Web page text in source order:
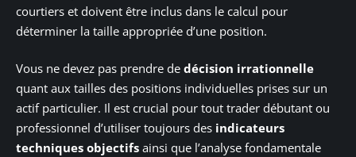
courtiers et doivent être inclus dans le calcul pour
déterminer la taille appropriée d’une position.
Vous ne devez pas prendre de décision irrationnelle
quant aux tailles des positions individuelles prises sur un
actif particulier. Il est crucial pour tout trader débutant ou
professionnel d’utiliser toujours des indicateurs
techniques objectifs ainsi que l’analyse fondamentale